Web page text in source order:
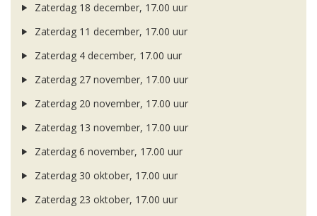
Zaterdag 18 december, 17.00 uur
Zaterdag 11 december, 17.00 uur
Zaterdag 4 december, 17.00 uur
Zaterdag 27 november, 17.00 uur
Zaterdag 20 november, 17.00 uur
Zaterdag 13 november, 17.00 uur
Zaterdag 6 november, 17.00 uur
Zaterdag 30 oktober, 17.00 uur
Zaterdag 23 oktober, 17.00 uur